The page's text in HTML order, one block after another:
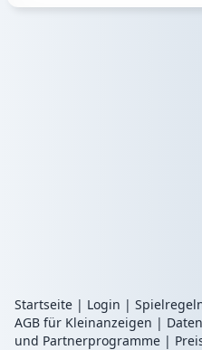
Startseite | Login |
AGB für Kleinanzeigen |
und Partnerprogramme |